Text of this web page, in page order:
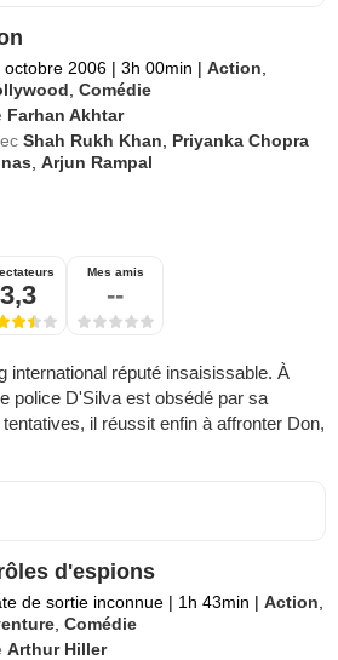
octobre 2006 | 3h 00min | Action
,Comédie
Farhan Akhtar
Shah Rukh Khan
Priyanka Chopra
,Arjun Rampal
3,3
Mes amis
--
international réputé insaisissable. À
police D'Silva est obsédé par sa
il réussit enfin à affronter Don,
d'espions
de sortie inconnue | 1h 43min | Action
,Comédie
Arthur Hiller